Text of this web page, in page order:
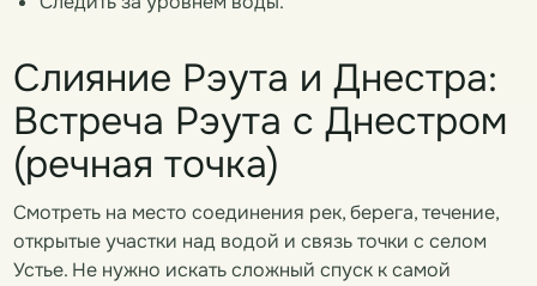
Слияние Рэута и Днестра:
Встреча Рэута с Днестром
(речная точка)
Смотреть на место соединения рек, берега, течение,
открытые участки над водой и связь точки с селом
Устье. Не нужно искать сложный спуск к самой